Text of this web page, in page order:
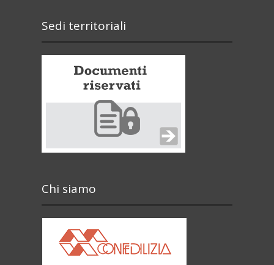
Sedi territoriali
Chi siamo